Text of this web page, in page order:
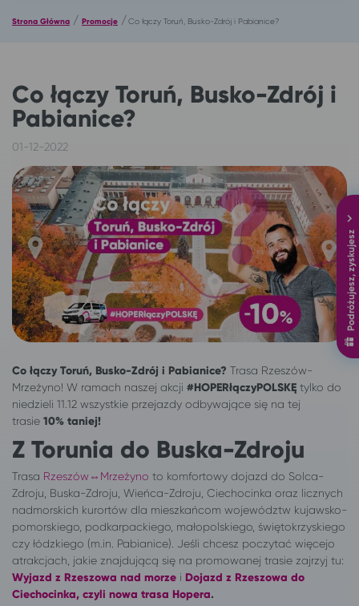
Podróżujesz, zyskujesz
Strona Główna / Promocje /Co łączy Toruń, Busko-Zdrój i Pabianice?
Co łączy Toruń, Busko-Zdrój i
Pabianice?
01-12-2022
Co łączy Toruń, Busko-Zdrój i Pabianice? Trasa Rzeszów-
Mrzeżyno! W ramach naszej akcji #HOPERłączyPOLSKĘ tylko do
niedzieli 11.12 wszystkie przejazdy odbywające się na tej
trasie 10% taniej!
Z Torunia do Buska-Zdroju
Trasa Rzeszów⇔Mrzeżyno to komfortowy dojazd do Solca-
Zdroju, Buska-Zdroju, Wieńca-Zdroju, Ciechocinka oraz licznych
nadmorskich kurortów dla mieszkańcom województw kujawsko-
pomorskiego, podkarpackiego, małopolskiego, świętokrzyskiego
czy łódzkiego (m.in. Pabianice). Jeśli chcesz poczytać więcejo
atrakcjach, jakie znajdującą się na promowanej trasie zajrzyj tu:
Wyjazd z Rzeszowa nad morze i Dojazd z Rzeszowa do
Ciechocinka, czyli nowa trasa Hopera.